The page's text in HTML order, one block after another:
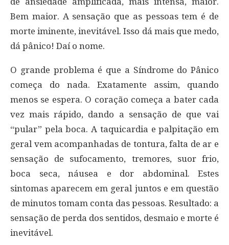
Bem maior. A sensação que as pessoas tem é de
morte iminente, inevitável. Isso dá mais que medo,
dá pânico! Daí o nome.
O grande problema é que a Síndrome do Pânico
começa do nada. Exatamente assim, quando
menos se espera. O coração começa a bater cada
vez mais rápido, dando a sensação de que vai
“pular” pela boca. A taquicardia e palpitação em
geral vem acompanhadas de tontura, falta de ar e
sensação de sufocamento, tremores, suor frio,
boca seca, náusea e dor abdominal. Estes
sintomas aparecem em geral juntos e em questão
de minutos tomam conta das pessoas. Resultado: a
sensação de perda dos sentidos, desmaio e morte é
inevitável.